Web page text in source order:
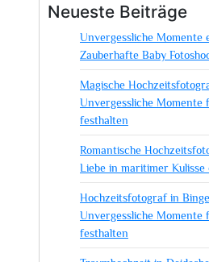
Neueste Beiträge
Unvergessliche Momente
Zauberhafte Baby
Magische
Unvergessliche Momente
festhalten
Romantische
Liebe in maritimer Kulisse
Hochzeitsfotograf in
Unvergessliche Momente
festhalten